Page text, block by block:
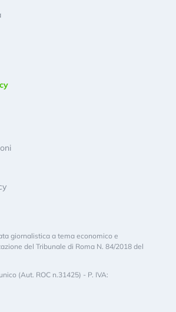
giornalistica a tema economico e
del Tribunale di Roma N. 84/2018 del
(Aut. ROC n.31425) - P. IVA: